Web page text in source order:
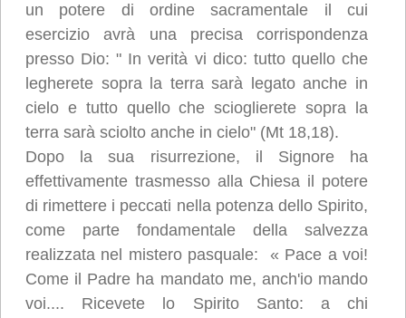
Accetto
Loading...
un potere di ordine sacramentale il cui
esercizio avrà una precisa corrispondenza
presso Dio: " In verità vi dico: tutto quello che
legherete sopra la terra sarà legato anche in
cielo e tutto quello che scioglierete sopra la
terra sarà sciolto anche in cielo" (Mt 18,18).
Dopo la sua risurrezione, il Signore ha
effettivamente trasmesso alla Chiesa il potere
di rimettere i peccati nella potenza dello Spirito,
come parte fondamentale della salvezza
realizzata nel mistero pasquale:
« Pace a voi!
Come il Padre ha mandato me, anch'io mando
voi.... Ricevete lo Spirito Santo: a chi